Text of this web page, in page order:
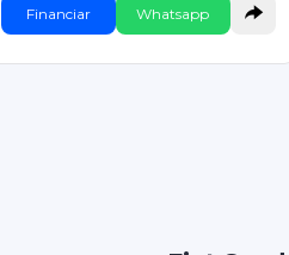
Financiar Whatsapp